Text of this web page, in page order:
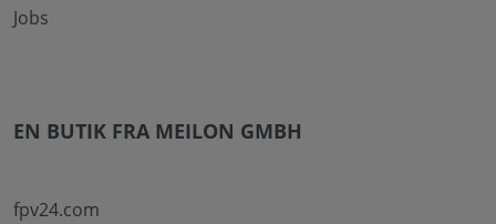
Jobs
EN BUTIK FRA MEILON GMBH
fpv24.com